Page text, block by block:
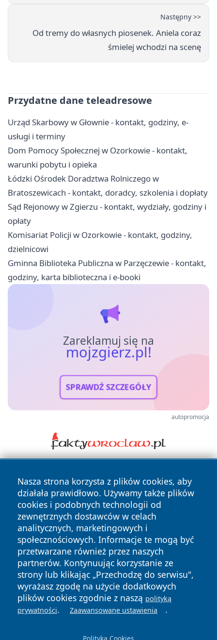
Następny >>
Od tremy do własnych piosenek. Aniela coraz
śmielej wchodzi na scenę
Przydatne dane teleadresowe
Urząd Skarbowy w Głownie - kontakt, godziny, e-
usługi i terminy
Dom Pomocy Społecznej w Ozorkowie - kontakt,
warunki pobytu i opieka
Łódzki Ośrodek Doradztwa Rolniczego w
Bratoszewicach - kontakt, doradcy, szkolenia i dopłaty
Sąd Rejonowy w Zgierzu - kontakt, wydziały, godziny i
opłaty
Komisariat Policji w Ozorkowie - kontakt, godziny,
dzielnicowi
Gminna Biblioteka Publiczna w Parzęczewie - kontakt,
godziny, karta biblioteczna i e-booki
Zareklamuj się na
mojzgierz.pl!
SPRAWDŹ SZCZEGÓŁY
autopromocja
Nasza strona korzysta z plików cookies, aby
działała prawidłowo. Używamy także plików
cookies i podobnych technologii od
zewnętrznych dostawców w celach
analitycznych, marketingowych i
społecznościowych. Informacje te mogą być
przetwarzane również przez naszych
partnerów. Kontynuując korzystanie ze
strony lub klikając „Przechodzę do serwisu",
wyrażasz zgodę na użycie dodatkowych
plików cookies zgodnie z naszą polityką
prywatności. Zaawansowane ustawienia .
Copyright © 2026 mojzgierz.pl Wszystkie prawa zastrzeżone.
News Autorzy
Polityka
Prywatności
Polityka
Cookies